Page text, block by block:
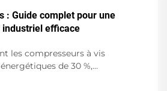
: Guide complet pour une
efficace
les compresseurs à vis
de 30 %,